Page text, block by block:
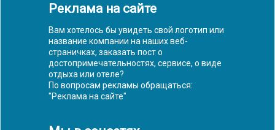
Реклама на сайте
Вам хотелось бы увидеть свой логотип или
название компании на наших веб-
страничках, заказать пост о
достопримечательностях, сервисе, о виде
отдыха или отеле?
По вопросам рекламы обращаться:
"Реклама на сайте"